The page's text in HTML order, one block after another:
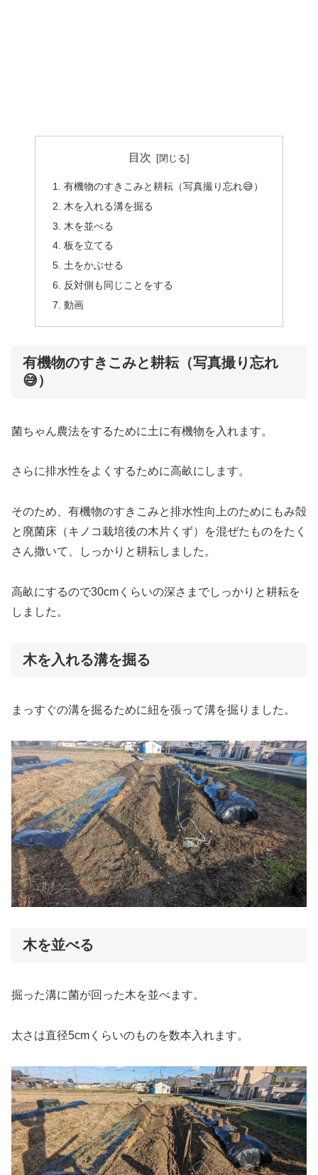
目次
有機物のすきこみと耕耘（写真撮り忘れ😅）
木を入れる溝を掘る
木を並べる
板を立てる
土をかぶせる
反対側も同じことをする
動画
有機物のすきこみと耕耘（写真撮り忘れ
😅）
菌ちゃん農法をするために土に有機物を入れます。
さらに排水性をよくするために高畝にします。
そのため、有機物のすきこみと排水性向上のためにもみ殻
と廃菌床（キノコ栽培後の木片くず）を混ぜたものをたく
さん撒いて、しっかりと耕耘しました。
高畝にするので30cmくらいの深さまでしっかりと耕耘を
しました。
木を入れる溝を掘る
まっすぐの溝を掘るために紐を張って溝を掘りました。
木を並べる
掘った溝に菌が回った木を並べます。
太さは直径5cmくらいのものを数本入れます。